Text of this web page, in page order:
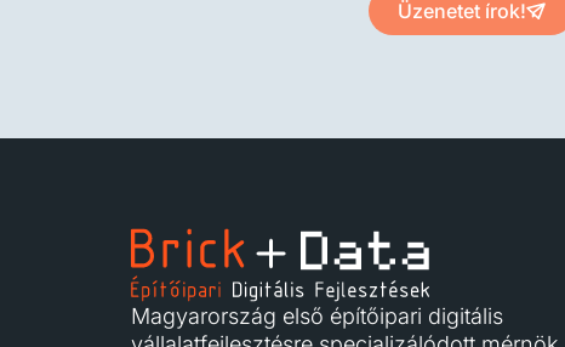
Üzenetet írok!
Magyarország első építőipari digitális